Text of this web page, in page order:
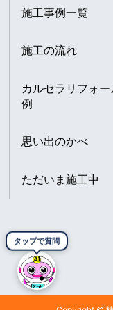
タップで質問
施工事例一覧
施工の流れ
カルセラリフォー
例
思い出のかべ
ただいま施工中